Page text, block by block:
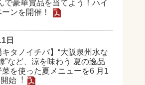
で豪華賞品を当てよう！ハイ
ンを開催！
日
キタノイチバ】“⼤阪泉州⽔な
”など、涼を味わう 夏の逸品
菜を使った夏メニューを6 ⽉1
始︕